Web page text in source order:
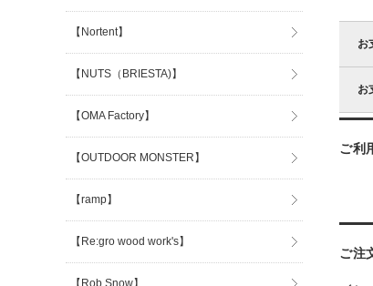
お
お
ご利
ご注
【Nortent】
【NUTS（BRIESTA)】
【OMA Factory】
【OUTDOOR MONSTER】
【ramp】
【Re:gro wood work's】
【Rob Snow】